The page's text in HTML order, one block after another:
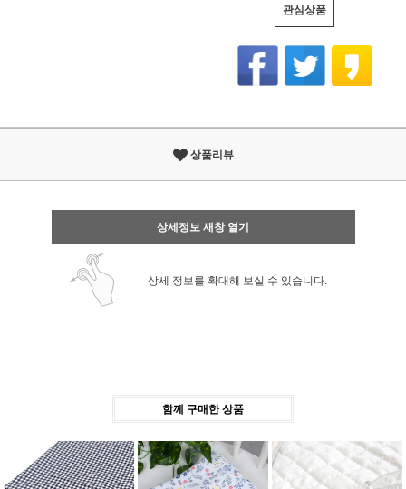
관심상품
상품리뷰
상세정보 새창 열기
상세 정보를 확대해 보실 수 있습니다.
함께 구매한 상품